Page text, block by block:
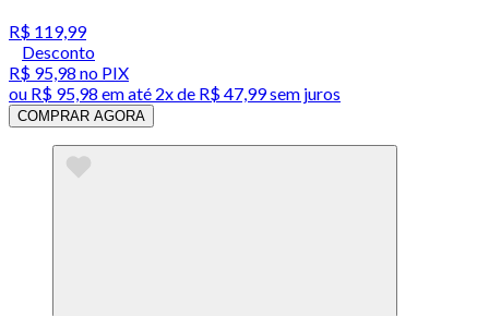
R$ 119,99
Desconto
R$ 95,98 no PIX
ou R$ 95,98 em até 2x de R$ 47,99 sem juros
COMPRAR AGORA